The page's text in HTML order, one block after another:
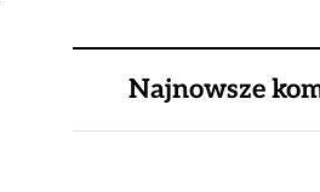
Najnowsze